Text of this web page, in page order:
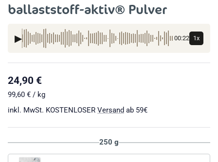
ballaststoff-aktiv® Pulver
▶ 00:22 1x
Normaler Preis
24,90 €
Grundpreis
99,60 € / kg
inkl. MwSt. KOSTENLOSER Versand ab 59€
250 g